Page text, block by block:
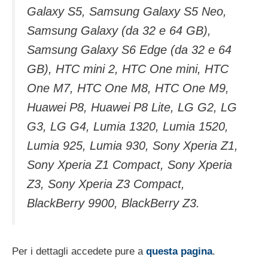
Galaxy S5, Samsung Galaxy S5 Neo,
Samsung Galaxy (da 32 e 64 GB),
Samsung Galaxy S6 Edge (da 32 e 64
GB), HTC mini 2, HTC One mini, HTC
One M7, HTC One M8, HTC One M9,
Huawei P8, Huawei P8 Lite, LG G2, LG
G3, LG G4, Lumia 1320, Lumia 1520,
Lumia 925, Lumia 930, Sony Xperia Z1,
Sony Xperia Z1 Compact, Sony Xperia
Z3, Sony Xperia Z3 Compact,
BlackBerry 9900, BlackBerry Z3.
Per i dettagli accedete pure a questa pagina.